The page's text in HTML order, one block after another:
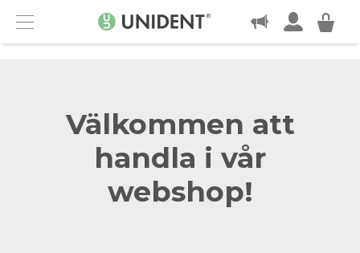
Menu
KONTAKT
Välkommen att
handla i vår
webshop!